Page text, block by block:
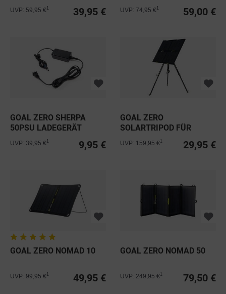
39,95 €
UVP: 59,95 € 1 59,00 €
UVP: 74,95 € 1
GOAL ZERO SHERPA
50PSU LADEGERÄT
9,95 €
UVP: 39,95 € 1
GOAL ZERO
SOLARTRIPOD FÜR
BOULDER 30
29,95 €
UVP: 159,95 € 1
GOAL ZERO NOMAD 10
49,95 €
UVP: 99,95 € 1
GOAL ZERO NOMAD 50
79,50 €
UVP: 249,95 € 1